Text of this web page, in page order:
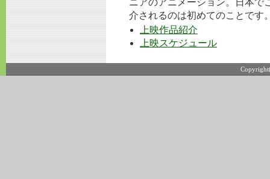
ニアのアニメーション。日本で
介されるのは初めてのことです
上映作品紹介
上映スケジュール